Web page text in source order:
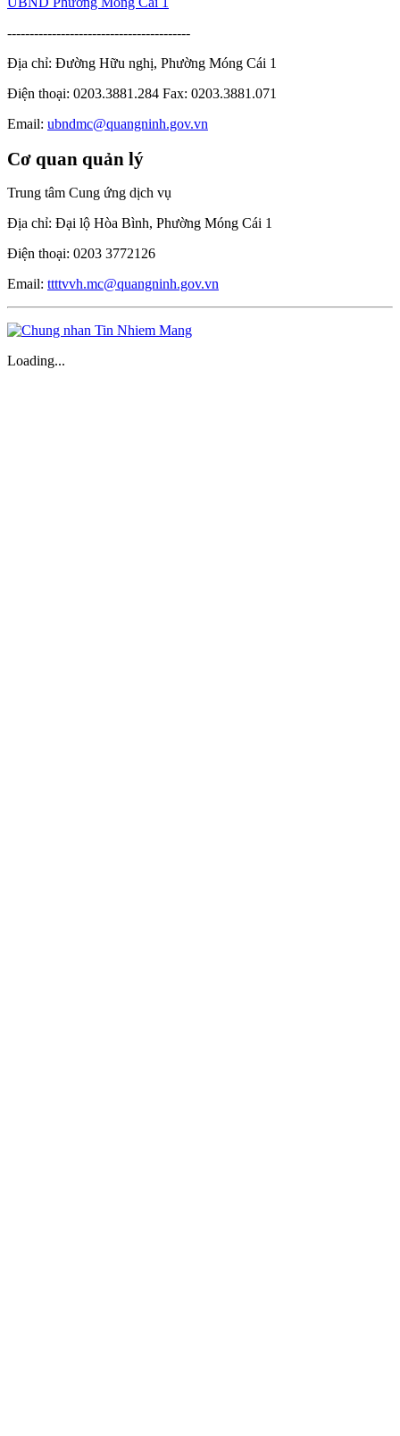
-----------------------------------------
Địa chỉ: Đường Hữu nghị, Phường Móng Cái 1
Điện thoại: 0203.3881.284 Fax: 0203.3881.071
Email: ubndmc@quangninh.gov.vn
Cơ quan quản lý
Trung tâm Cung ứng dịch vụ
Địa chỉ: Đại lộ Hòa Bình, Phường Móng Cái 1
Điện thoại: 0203 3772126
Email: ttttvvh.mc@quangninh.gov.vn
Loading...